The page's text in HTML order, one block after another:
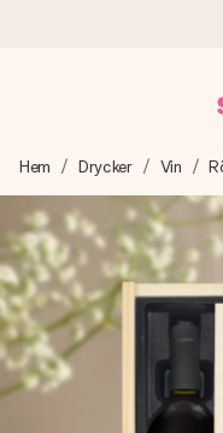
Vi skapar din gåva
– så att du kan ge
mest.
4,6 (baserat på
Våra gåvor inspirerar.
Reviews.
Hem Drycker Vin